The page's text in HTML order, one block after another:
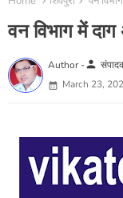
वन विभाग में
Author -person
March 23,